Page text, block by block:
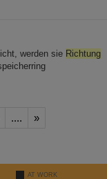
werden sie Richtung
.... »
AT WORK